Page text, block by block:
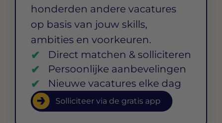
honderden andere vacatures
op basis van jouw skills,
ambities en voorkeuren.
Direct matchen & solliciteren
Persoonlijke aanbevelingen
Nieuwe vacatures elke dag
Solliciteer via de gratis app